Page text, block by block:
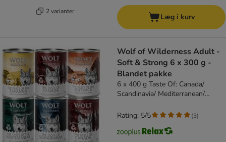
2 varianter
Læg i kurv
Wolf of Wilderness Adult -
Soft & Strong 6 x 300 g -
Blandet pakke
6 x 400 g Taste Of: Canada/
Scandinavia/ Mediterranean/
Rating: 5/5 (3)